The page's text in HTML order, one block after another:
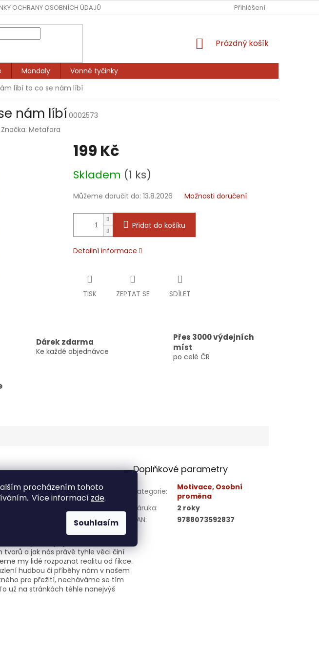
procházením tohoto
Více informací zde.
Souhlasím
OCHRANY OSOBNÍCH ÚDAJŮ PRODÁVANÉ ZNAČKY NAPIŠTE NÁM
Přihlášení
NÁKUPNÍ
Prázdný košík
Mandaly
Vonné tyčinky
líbí to co se nám líbí
nám líbí 0002573
Značka:Metafora
199 Kč
cena:
Skladem (1 ks)
Můžeme doručit do: 13.8.2026 Možnosti doručení
Přidat do košíku
Detailní informace
TISK ZEPTAT SE SDÍLET
Dárek zdarma
Ke každé objednávce
Přes 3000 výdejních
míst
po celé ČR
Obdivuhodná sonda do hlubin lidské
se z některých jedinců stávají
nechutné a zvrhlé mít sex s
se někdo dobrovolně nechá týrat
Proč nám originály uměleckých děl
Autor téhle knihy se pouští
a jak nás právě tyhle věci činí
my lidé rozpoznat realitu od fikce.
hudbou či příběhy nám v našem
pro přežití, necháváme se tím
už na stránkách téhle nanejvýš
Doplňkové parametry
Kategorie:
Motivace, Osobní
proměna
Záruka:
2 roky
EAN: 9788073592837